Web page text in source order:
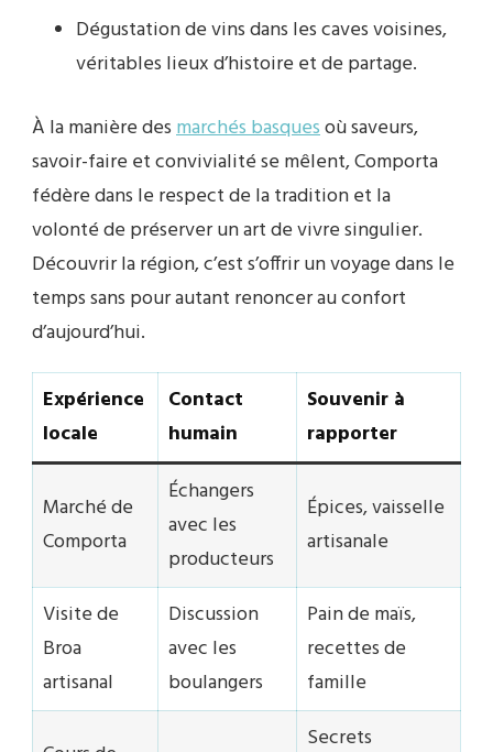
Dégustation de vins dans les caves voisines,
véritables lieux d’histoire et de partage.
À la manière desmarchés basquesoù saveurs,
savoir-faire et convivialité se mêlent, Comporta
fédère dans le respect de la tradition et la
volonté de préserver un art de vivre singulier.
Découvrir la région, c’est s’offrir un voyage dans le
temps sans pour autant renoncer au confort
d’aujourd’hui.
Expérience
locale
Contact
humain
Souvenir à
rapporter
Marché de
Comporta
Échangers
avec les
producteurs
Épices, vaisselle
artisanale
Visite de
Broa
artisanal
Discussion
avec les
boulangers
Pain de maïs,
recettes de
famille
Secrets